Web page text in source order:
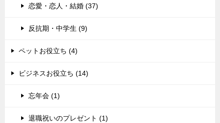
恋愛・恋人・結婚 (37)
反抗期・中学生 (9)
ペットお役立ち (4)
ビジネスお役立ち (14)
忘年会 (1)
退職祝いのプレゼント (1)